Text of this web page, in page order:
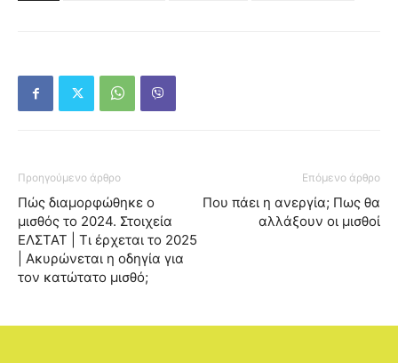
Προηγούμενο άρθρο
Πώς διαμορφώθηκε ο
μισθός το 2024. Στοιχεία
ΕΛΣΤΑΤ | Τι έρχεται το 2025
| Ακυρώνεται η οδηγία για
τον κατώτατο μισθό;
Επόμενο άρθρο
Που πάει η ανεργία; Πως θα
αλλάξουν οι μισθοί